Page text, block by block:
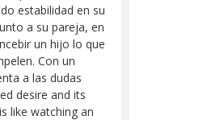
estabilidad en su
a su pareja, en
un hijo lo que
Con un
a las dudas
desire and its
like watching an